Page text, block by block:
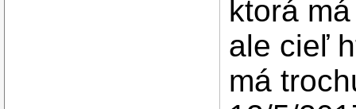
ktorá
ale cieľ
má